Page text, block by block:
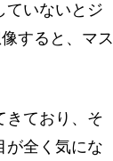
ていないとジ
すると、マス
きており、そ
が全く気にな